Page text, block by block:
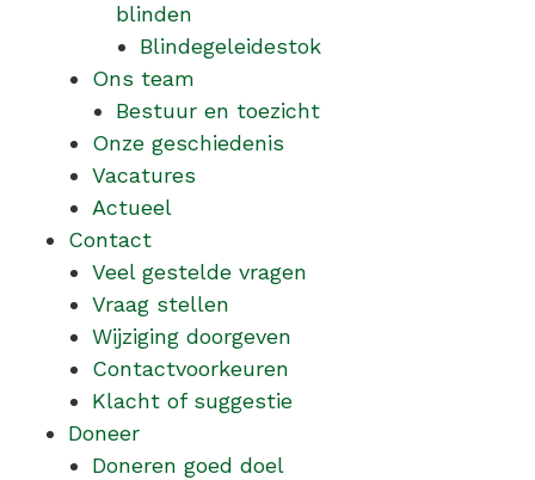
blinden
Blindegeleidestok
Ons team
Bestuur en toezicht
Onze geschiedenis
Vacatures
Actueel
Contact
Veel gestelde vragen
Vraag stellen
Wijziging doorgeven
Contactvoorkeuren
Klacht of suggestie
Doneer
Doneren goed doel